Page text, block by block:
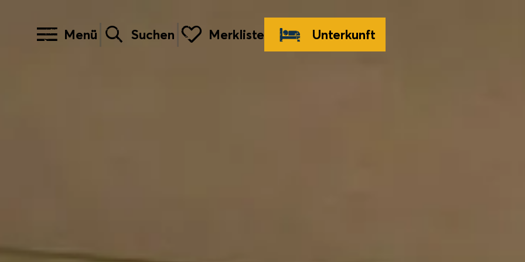
Menü Suchen Merkliste Unterkunft